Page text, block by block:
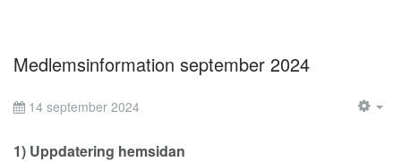
Medlemsinformation september 2024
14 september 2024
1) Uppdatering hemsidan